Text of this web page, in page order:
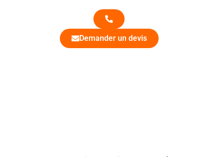
Demander un devis